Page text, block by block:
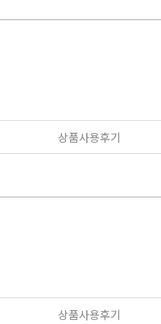
상품사용후기
상품사용후기